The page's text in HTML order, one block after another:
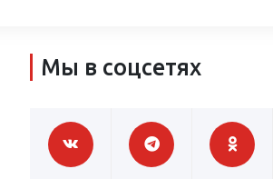
Мы в соцсетях